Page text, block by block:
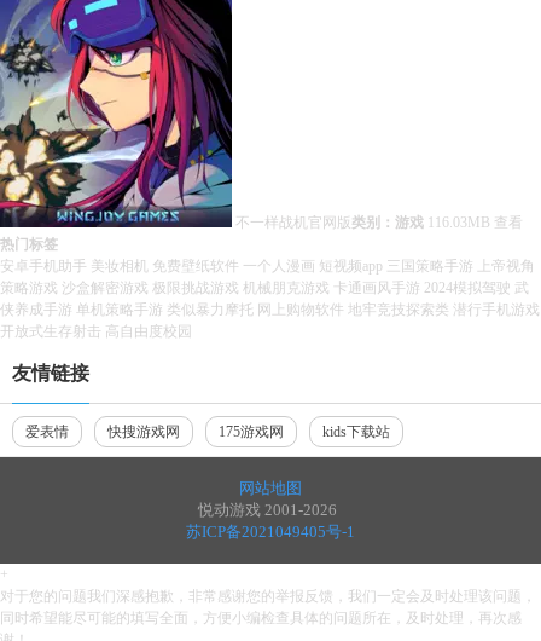
不一样战机官网版 类别：游戏 116.03MB 查看
热门标签
安卓手机助手 美妆相机 免费壁纸软件 一个人漫画 短视频app 三国策略手游
上帝视角
策略游戏 沙盒解密游戏 极限挑战游戏 机械朋克游戏 卡通画风手游 2024模拟驾驶 武
侠养成手游 单机策略手游 类似暴力摩托 网上购物软件 地牢竞技探索类 潜行手机游戏
开放式生存射击 高自由度校园
友情链接
爱表情 快搜游戏网 175游戏网 kids下载站
网站地图
悦动游戏 2001-2026
苏ICP备2021049405号-1
+
对于您的问题我们深感抱歉，非常感谢您的举报反馈，我们一定会及时处理该问题，
同时希望能尽可能的填写全面，方便小编检查具体的问题所在，及时处理，再次感